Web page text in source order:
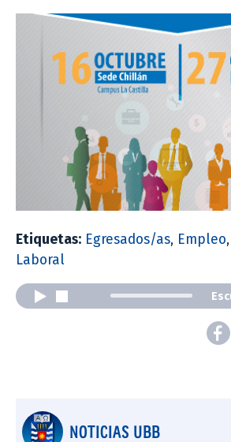
Etiquetas: Egresados/as, Empleo,
Laboral
NOTICIAS UBB